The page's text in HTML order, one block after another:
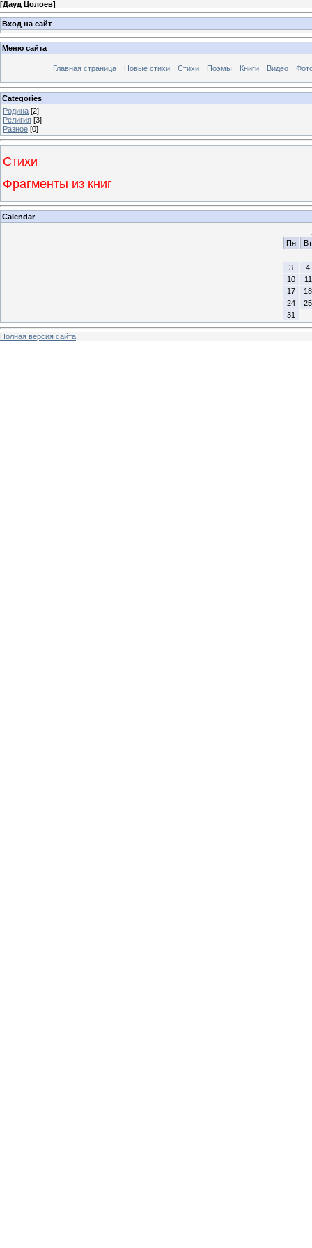
[Дауд Цолоев]
Вход на сайт
Меню сайта
Главная страница Новые стихи Стихи Поэмы Книги Видео
Categories
Родина [2]
Религия [3]
Разное [0]
Стихи
Фрагменты из книг
Calendar
Пн
Вт
3
4
10
11
17
18
24
25
31
Полная версия сайта